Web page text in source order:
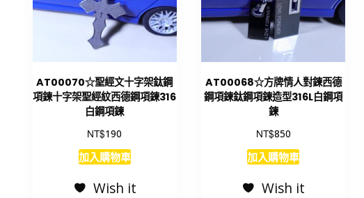
AT00070☆聖經文十字架鈦鋼
項鍊十字架聖經紋西德鋼項鍊316
白鋼項鍊
NT$190
加入購物車
Wish it
AT00068☆方牌情人對鍊西德
鋼項鍊鈦鋼項鍊造型316L白鋼項
鍊
NT$850
加入購物車
Wish it